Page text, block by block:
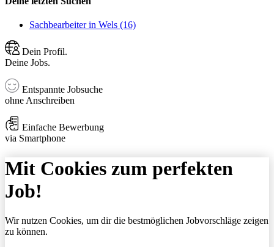
Sachbearbeiter in Wels (16)
Dein Profil.
Deine Jobs.
Entspannte Jobsuche
ohne Anschreiben
Einfache Bewerbung
via Smartphone
Mit Cookies zum perfekten
Job!
Wir nutzen Cookies, um dir die bestmöglichen Jobvorschläge zeigen
zu können.